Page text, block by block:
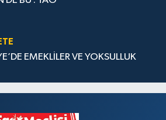
EMEKLİLER VE YOKSULLUK